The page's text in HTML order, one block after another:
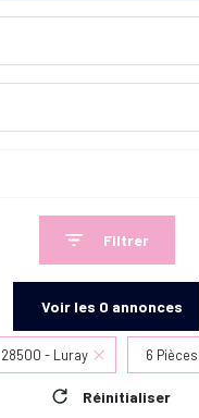
Filtrer
Voir les 0 annonces
28500 - Luray 6 Pièces
Réinitialiser